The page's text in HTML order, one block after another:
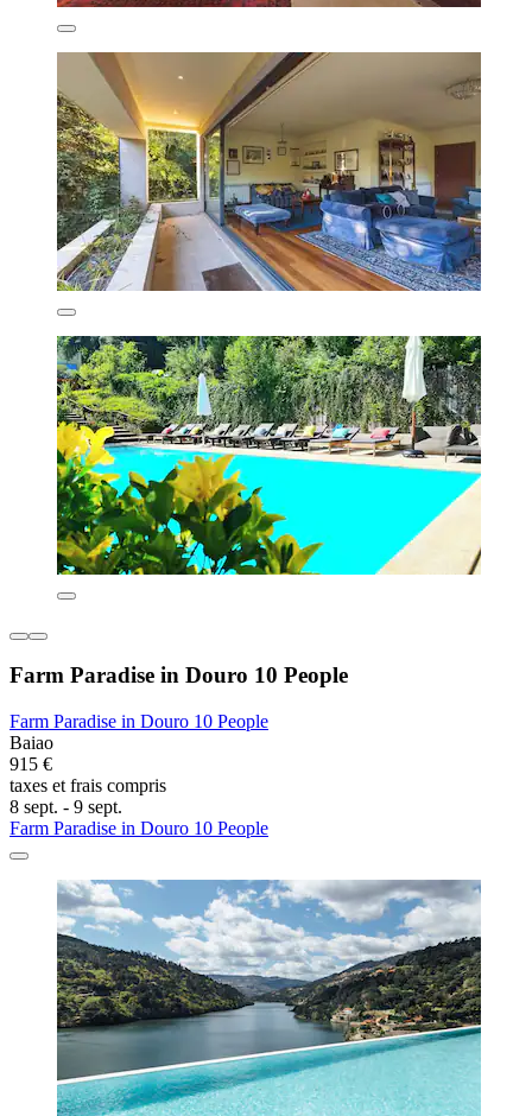
Farm Paradise in Douro 10 People
Farm Paradise in Douro 10 People
Baiao
915 €
taxes et frais compris
8 sept. - 9 sept.
Farm Paradise in Douro 10 People